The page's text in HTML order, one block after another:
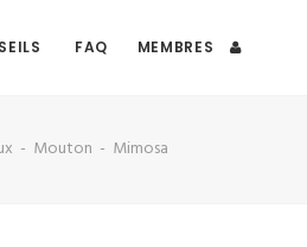
FAQ MEMBRES
Mouton Mimosa